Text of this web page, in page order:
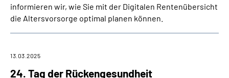
informieren wir, wie Sie mit der Digitalen Rentenübersicht
die Altersvorsorge optimal planen können.
24. Tag der Rückengesundheit
13.03.2025